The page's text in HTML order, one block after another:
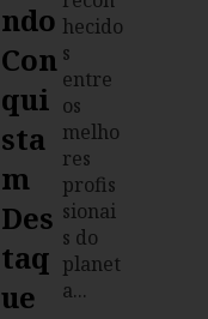
Ndo
Con
Qui
Sta
M
Des
Taq
Ue
hecido
s
entre
os
melho
res
profis
sionai
s do
planet
a...